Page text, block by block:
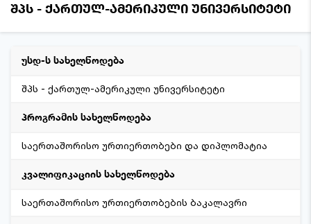
შპს - ქართულ-ამერიკული უნივერსიტეტი
უსდ-ს სახელწოდება
შპს - ქართულ-ამერიკული უნივერსიტეტი
პროგრამის სახელწოდება
საერთაშორისო ურთიერთობები და დიპლომატია
კვალიფიკაციის სახელწოდება
საერთაშორისო ურთიერთობების ბაკალავრი